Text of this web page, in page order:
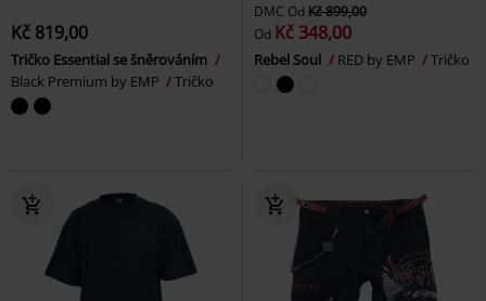
Kč 819,00
Tričko Essential se šněrováním
Black Premium by EMP
Tričko
DMC Od Kč 899,00
Od Kč 348,00
Rebel Soul RED by EMP Tričko